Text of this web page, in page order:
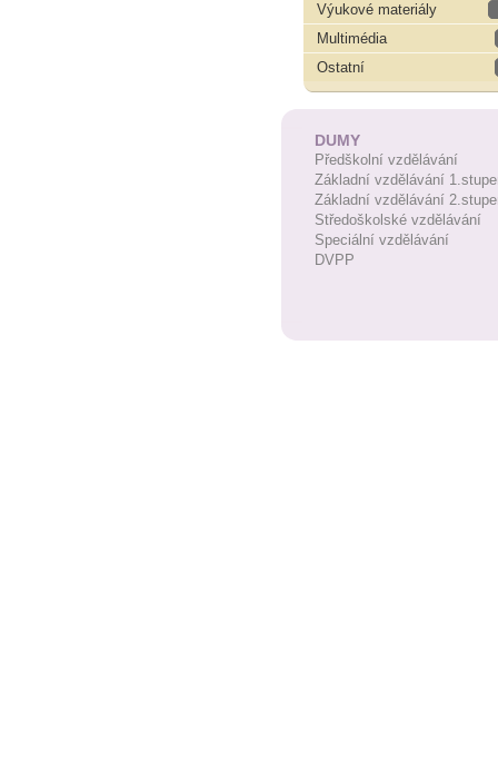
Výukové materiály
Multimédia
Ostatní
DUMY
Předškolní vzdělávání
Základní vzdělávání
Základní vzdělávání
Středoškolské vzdělávání
Speciální vzdělávání
DVPP